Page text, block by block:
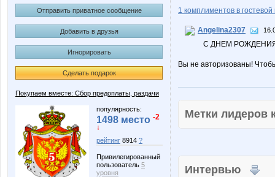
Отправить приватное сообщение
Добавить в друзья
Игнорировать
Сделать подарок
Покупаем вместе: Сбор предоплаты, раздачи
популярность:
1498 место -2
↓
рейтинг 8914 ?
Привилегированный
пользователь 5
уровня
1 комплиментов в гостевой
Angelina2307
С ДНЕМ
Вы не авторизованы!
Метки
Интервью